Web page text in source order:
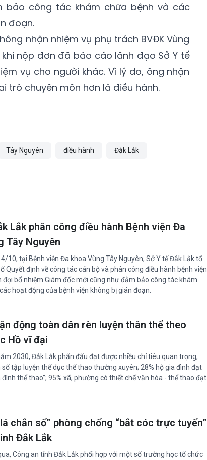
bảo công tác khám chữa bệnh và các
đoạn.
nhận nhiệm vụ phụ trách BVĐK Vùng
nộp đơn đã báo cáo lãnh đạo Sở Y tế
vụ cho người khác. Vì lý do, ông nhận
trò chuyên môn hơn là điều hành.
Tây Nguyên điều hành Đắk Lắk
Lắk phân công điều hành Bệnh viện Đa
Tây Nguyên
4/10, tại Bệnh viện Đa khoa Vùng Tây Nguyên, Sở Y tế Đắk Lắk tổ
Quyết định về công tác cán bộ và phân công điều hành bệnh viện
đợi bổ nhiệm Giám đốc mới cũng như đảm bảo công tác khám
hoạt động của bệnh viện không bị gián đoạn.
động toàn dân rèn luyện thân thể theo
Hồ vĩ đại
2030, Đắk Lắk phấn đấu đạt được nhiều chỉ tiêu quan trọng,
số tập luyện thể dục thể thao thường xuyên; 28% hộ gia đình đạt
đình thể thao”; 95% xã, phường có thiết chế văn hóa - thể thao đạt
chắn số” phòng chống “bắt cóc trực tuyến”
Đắk Lắk
Công an tỉnh Đắk Lắk phối hợp với một số trường học tổ chức